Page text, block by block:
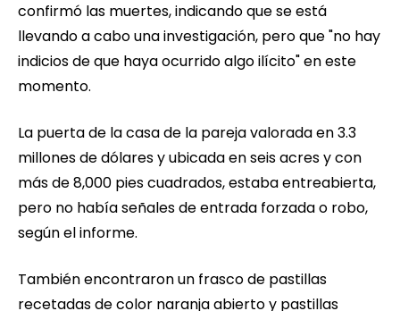
confirmó las muertes, indicando que se está
llevando a cabo una investigación, pero que "no hay
indicios de que haya ocurrido algo ilícito" en este
momento.
La puerta de la casa de la pareja valorada en 3.3
millones de dólares y ubicada en seis acres y con
más de 8,000 pies cuadrados, estaba entreabierta,
pero no había señales de entrada forzada o robo,
según el informe.
También encontraron un frasco de pastillas
recetadas de color naranja abierto y pastillas